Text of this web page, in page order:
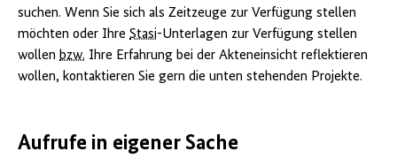
suchen. Wenn Sie sich als Zeitzeuge zur Verfügung stellen
möchten oder Ihre Stasi-Unterlagen zur Verfügung stellen
wollen bzw. Ihre Erfahrung bei der Akteneinsicht reflektieren
wollen, kontaktieren Sie gern die unten stehenden Projekte.
Aufrufe in eigener Sache